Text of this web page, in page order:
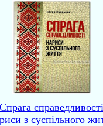
Спрага
з суспільного